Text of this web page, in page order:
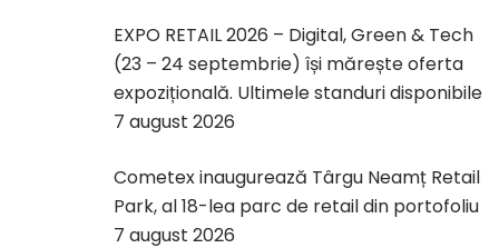
EXPO RETAIL 2026 – Digital, Green & Tech
(23 – 24 septembrie) își mărește oferta
expozițională. Ultimele standuri disponibile
7 august 2026
Cometex inaugurează Târgu Neamț Retail
Park, al 18-lea parc de retail din portofoliu
7 august 2026